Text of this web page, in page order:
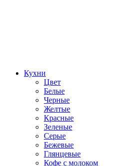
Кухни
Цвет
Белые
Черные
Желтые
Красные
Зеленые
Серые
Бежевые
Глянцевые
Кофе с молоком